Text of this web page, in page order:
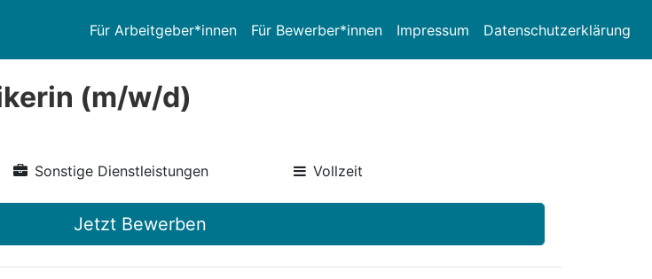
Für Arbeitgeber*innen Für Bewerber*innen Impressum Datenschutzerklärung
(m/w/d)
Sonstige Dienstleistungen Vollzeit
Jetzt Bewerben